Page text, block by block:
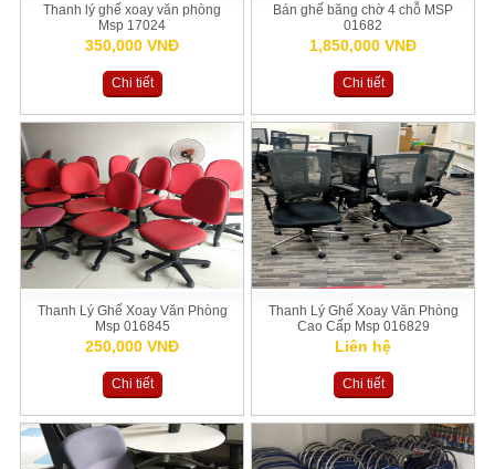
Thanh lý ghế xoay văn phòng
Msp 17024
350,000 VNĐ
Chi tiết
Bán ghế băng chờ 4 chỗ MSP
01682
1,850,000 VNĐ
Chi tiết
Thanh Lý Ghế Xoay Văn Phòng
Msp 016845
250,000 VNĐ
Chi tiết
Thanh Lý Ghế Xoay Văn Phòng
Cao Cấp Msp 016829
Liên hệ
Chi tiết